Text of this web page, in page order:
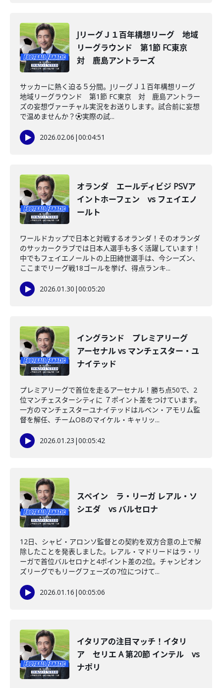
JリーグＪ１百年構想リーグ 地域
リーグラウンド 第1節 FC東京
対 鹿島アントラーズ
サッカーに熱く迫る５分間。JリーグＪ１百年構想リーグ
地域リーグラウンド 第1節 FC東京 対 鹿島アントラー
ズの妄想ヴァーチャル実況をお送りします。試合前に妄想
で温めませんか？⚽️実際の試...
2026.02.06 |00:04:51
オランダ エールディビジ PSVア
イントホーフェン vs フェイエノ
ールト
ワールドカップで日本と対戦するオランダ！そのオランダ
のサッカークラブでは日本人選手も多く活躍しています！
中でもフェイエノールトの上田綺世選手は、今シーズン、
ここまでリーグ戦18ゴールを挙げ、得点ランキ...
2026.01.30 |00:05:20
イングランド プレミアリーグ
アーセナル vs マンチェスター・ユ
ナイテッド
プレミアリーグで首位を走るアーセナル！勝ち点50で、2
位マンチェスターシティに ７ポイント差をつけています。
一方のマンチェスターユナイテッドはルベン・アモリム監
督を解任、チームOBのマイケル・キャリッ...
2026.01.23 |00:05:42
スペイン ラ・リーガ レアル・ソ
シエダ vs バルセロナ
12日、シャビ・アロンソ監督との契約を双方合意の上で解
除したことを発表しました。レアル・マドリードはラ・リ
ーガで首位バルセロナと4ポイント差の2位。チャンピオン
ズリーグでもリーグフェーズの7位につけて...
2026.01.16 |00:05:06
イタリアの注目マッチ！イタリ
ア セリエ A 第20節 インテル vs
ナポリ